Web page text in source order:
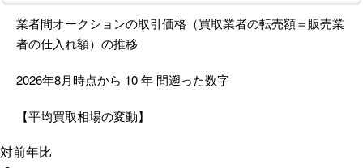
業者間オークションの取引価格（買取業者の転売額＝販売業
者の仕入れ額）の推移
2026年8月時点から 10年 間遡った数字
【平均買取相場の変動】
対前年比